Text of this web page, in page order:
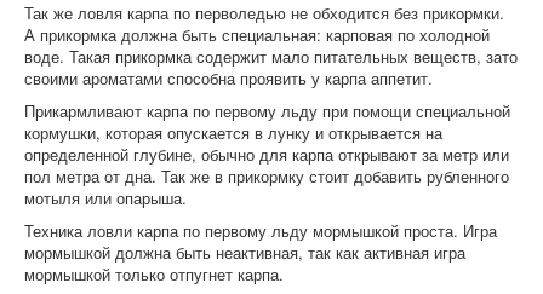
Так же ловля карпа по перволедью не обходится без прикормки.
А прикормка должна быть специальная: карповая по холодной
воде. Такая прикормка содержит мало питательных веществ, зато
своими ароматами способна проявить у карпа аппетит.
Прикармливают карпа по первому льду при помощи специальной
кормушки, которая опускается в лунку и открывается на
определенной глубине, обычно для карпа открывают за метр или
пол метра от дна. Так же в прикормку стоит добавить рубленного
мотыля или опарыша.
Техника ловли карпа по первому льду мормышкой проста. Игра
мормышкой должна быть неактивная, так как активная игра
мормышкой только отпугнет карпа.